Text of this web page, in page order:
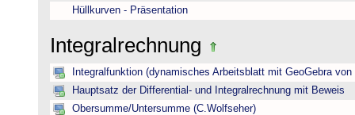
Hüllkurven - Präsentation
Integralrechnung
Integralfunktion (dynamisches Arbeitsblatt mit GeoGebra
Hauptsatz der Differential- und Integralrechnung mit Beweis
Obersumme/Untersumme (C.Wolfseher)